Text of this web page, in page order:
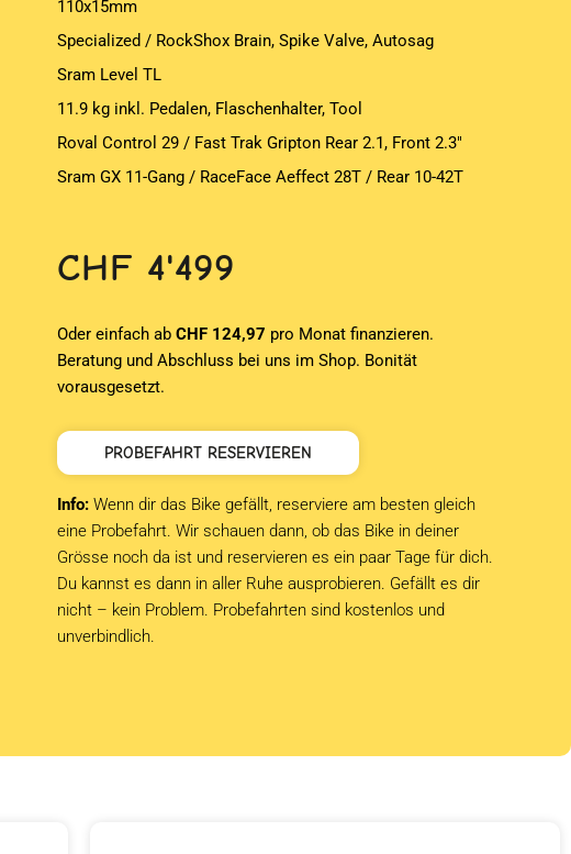
110x15mm
Specialized / RockShox Brain, Spike Valve, Autosag
Sram Level TL
11.9 kg inkl. Pedalen, Flaschenhalter, Tool
Roval Control 29 / Fast Trak Gripton Rear 2.1, Front 2.3″
Sram GX 11-Gang / RaceFace Aeffect 28T / Rear 10-42T
CHF 4'499
Oder einfach abCHF 124,97 pro Monat finanzieren.
Beratung und Abschluss bei uns im Shop. Bonität
vorausgesetzt.
PROBEFAHRT RESERVIEREN
Info: Wenn dir das Bike gefällt, reserviere am besten gleich
eine Probefahrt. Wir schauen dann, ob das Bike in deiner
Grösse noch da ist und reservieren es ein paar Tage für dich.
Du kannst es dann in aller Ruhe ausprobieren. Gefällt es dir
nicht – kein Problem. Probefahrten sind kostenlos und
unverbindlich.